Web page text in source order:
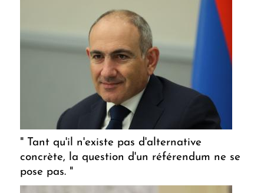
" Tant qu'il n'existe pas d'alternative
concrète, la question d'un référendum ne se
pose pas. "